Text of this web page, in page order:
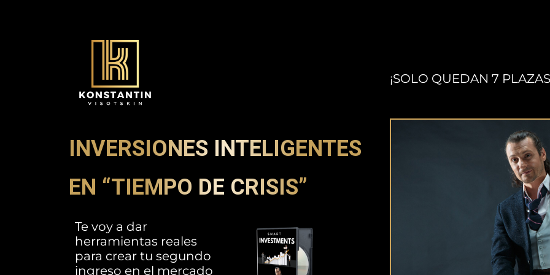
INVERSIONES INTELIGENTES
EN “TIEMPO DE CRISIS”
Te voy a dar
herramientas reales
para crear tu segundo
ingreso en el mercado
¡SOLO QUEDAN 7